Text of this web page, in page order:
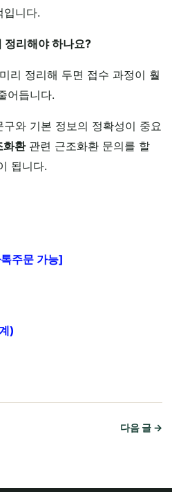
입니다.
정리해야 하나요?
리 정리해 두면 접수 과정이 훨
어듭니다.
와 기본 정보의 정확성이 중요
화환관련 근조화환 문의를 할
됩니다.
주문 가능]
)
다음 글 →